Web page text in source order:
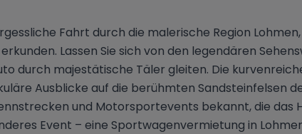
Fahrt durch die malerische Region
Lassen Sie sich von den legendären
durch majestätische Täler gleiten. Die
Ausblicke auf die berühmten Sandsteinfelsen
und Motorsportevents bekannt, die das
Event – eine Sportwagenvermietung in